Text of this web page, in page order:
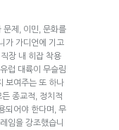
문제, 이민, 문화를
가 가디언에 기고
장 내 히잡 착용
럽 대륙이 무슬림
보여주는 또 하나
종교적, 정치적
되어야 한다며, 무
임을 강조했습니